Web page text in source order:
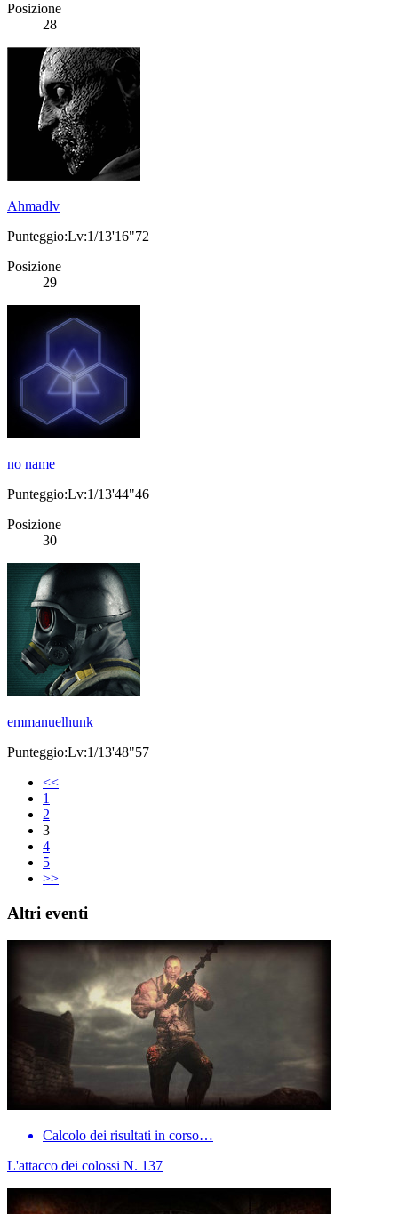
Posizione
28
Ahmadlv
Punteggio:Lv:1/13'16"72
Posizione
29
no name
Punteggio:Lv:1/13'44"46
Posizione
30
emmanuelhunk
Punteggio:Lv:1/13'48"57
<<
1
2
3
4
5
>>
Altri eventi
Calcolo dei risultati in corso…
L'attacco dei colossi N. 137